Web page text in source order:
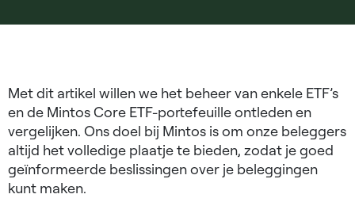
Met dit artikel willen we het beheer van enkele ETF’s
en de Mintos Core ETF-portefeuille ontleden en
vergelijken. Ons doel bij Mintos is om onze beleggers
altijd het volledige plaatje te bieden, zodat je goed
geïnformeerde beslissingen over je beleggingen
kunt maken.